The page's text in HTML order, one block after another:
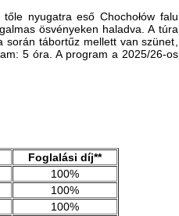
nyugatra eső Chochołów falu
ösvényeken haladva. A túra
során tábortűz mellett van szünet,
5 óra. A program a 2025/26-os
Foglalási díj**
100%
100%
100%